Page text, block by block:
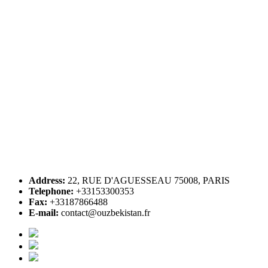
Address: 22, RUE D'AGUESSEAU 75008, PARIS
Telephone: +33153300353
Fax: +33187866488
E-mail: contact@ouzbekistan.fr